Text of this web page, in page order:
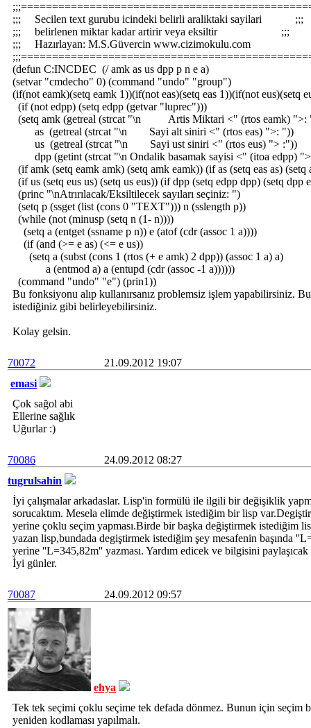
;;; Secilen text gurubu icindeki belirli araliktaki sayilari ;;;
;;; belirlenen miktar kadar artirir veya eksiltir ;;;
;;; Hazırlayan: M.S.Güvercin
(defun C:INCDEC (/ amk as us dpp p n e a)
(setvar "cmdecho" 0) (command "undo" "group")
(if(not eamk)(setq eamk 1))(if(not eas)(setq eas 1))(if(not eus)(setq
(if (not edpp) (setq edpp (getvar "luprec")))
(setq amk (getreal (strcat "\n Artis Miktari <" (rtos eamk) ">:
as (getreal (strcat "\n Sayi alt siniri <" (rtos eas) ">: "))
us (getreal (strcat "\n Sayi ust siniri <" (rtos eus) "> :"))
dpp (getint (strcat "\n Ondalik basamak sayisi <" (itoa edpp)
(if amk (setq eamk amk) (setq amk eamk)) (if as (setq eas as) (setq
(if us (setq eus us) (setq us eus)) (if dpp (setq edpp dpp) (setq dpp
(princ "\nAtrırılacak/Eksiltilecek sayıları seçiniz: ")
(setq p (ssget (list (cons 0 "TEXT"))) n (sslength p))
(while (not (minusp (setq n (1- n))))
(setq a (entget (ssname p n)) e (atof (cdr (assoc 1 a))))
(if (and (>= e as) (<= e us))
(setq a (subst (cons 1 (rtos (+ e amk) 2 dpp)) (assoc 1 a) a)
a (entmod a) a (entupd (cdr (assoc -1 a))))))
(command "undo" "e") (prin1))
Bu fonksiyonu alıp kullanırsanız problemsiz işlem yapabilirsiniz. Bu
istediğiniz gibi belirleyebilirsiniz.
Kolay gelsin.
70072
21.09.2012 19:07
emasi
Çok sağol abi
Ellerine sağlık
Uğurlar :)
70086
24.09.2012 08:27
tugrulsahin
İyi çalışmalar arkadaslar. Lisp'in formülü ile ilgili bir değişiklik
sorucaktım. Mesela elimde değiştirmek istediğim bir lisp
yerine çoklu seçim yapması.Birde bir başka değiştirmek istediğim
yazan lisp,bundada degiştirmek istediğim şey mesafenin başında
yerine ''L=345,82m'' yazması. Yardım edicek ve bilgisini
İyi günler.
70087 24.09.2012 09:57
ehya
Tek tek seçimi çoklu seçime tek defada dönmez. Bunun için seçim
yeniden kodlaması yapılmalı.